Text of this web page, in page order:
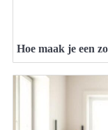
Hoe maak je een